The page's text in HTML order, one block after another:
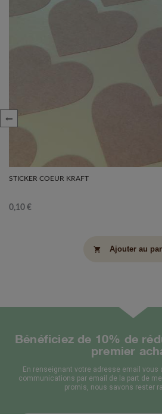
STICKER COEUR KRAFT
0,10 €
shopping_cart Ajouter au
Bénéficiez de 10% de
premier
En renseignant votre adresse email vous
communications par email de la part de
promis, nous savons rester